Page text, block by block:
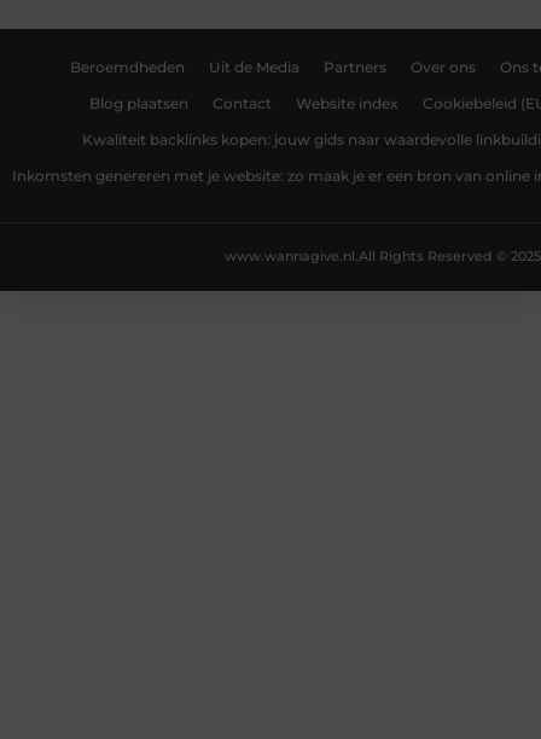
Beroemdheden Uit de Media Partners Over ons Ons
Blog plaatsen Contact Website index Cookiebeleid
Kwaliteit backlinks kopen: jouw gids naar waardevolle
Inkomsten genereren met je website: zo maak je er een bron van online
All Rights Reserved © 2025
www.wannagive.nl.